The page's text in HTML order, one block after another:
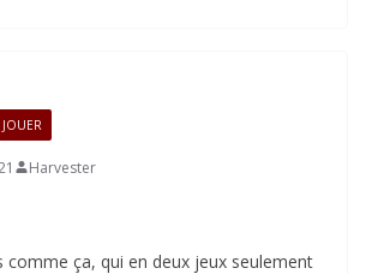
JOUER
Harvester
comme ça, qui en deux jeux seulement